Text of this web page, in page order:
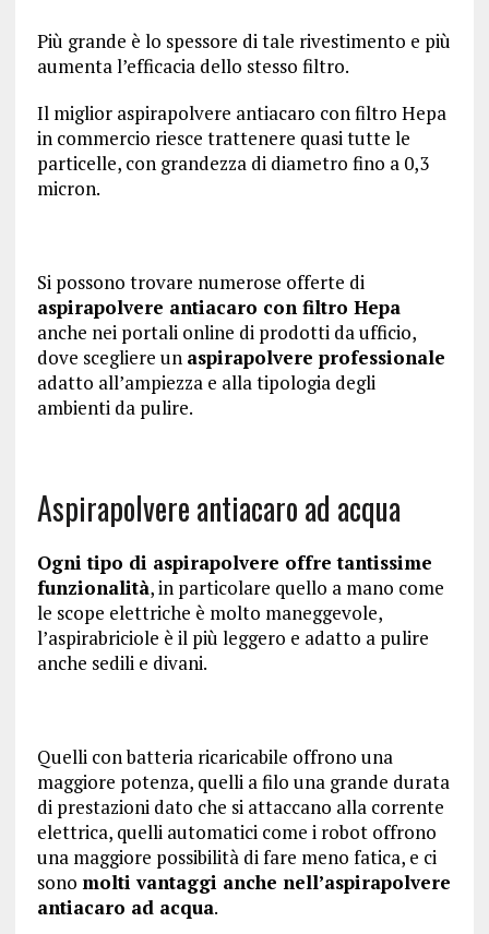
Più grande è lo spessore di tale rivestimento e più
aumenta l’efficacia dello stesso filtro.
Il miglior aspirapolvere antiacaro con filtro Hepa
in commercio riesce trattenere quasi tutte le
particelle, con grandezza di diametro fino a 0,3
micron.
Si possono trovare numerose offerte di
aspirapolvere antiacaro con filtro Hepa
anche nei portali online di prodotti da ufficio,
dove scegliere un aspirapolvere professionale
adatto all’ampiezza e alla tipologia degli
ambienti da pulire.
Aspirapolvere antiacaro ad acqua
Ogni tipo di aspirapolvere offre tantissime
funzionalità, in particolare quello a mano come
le scope elettriche è molto maneggevole,
l’aspirabriciole è il più leggero e adatto a pulire
anche sedili e divani.
Quelli con batteria ricaricabile offrono una
maggiore potenza, quelli a filo una grande durata
di prestazioni dato che si attaccano alla corrente
elettrica, quelli automatici come i robot offrono
una maggiore possibilità di fare meno fatica, e ci
sono molti vantaggi anche nell’aspirapolvere
antiacaro ad acqua.